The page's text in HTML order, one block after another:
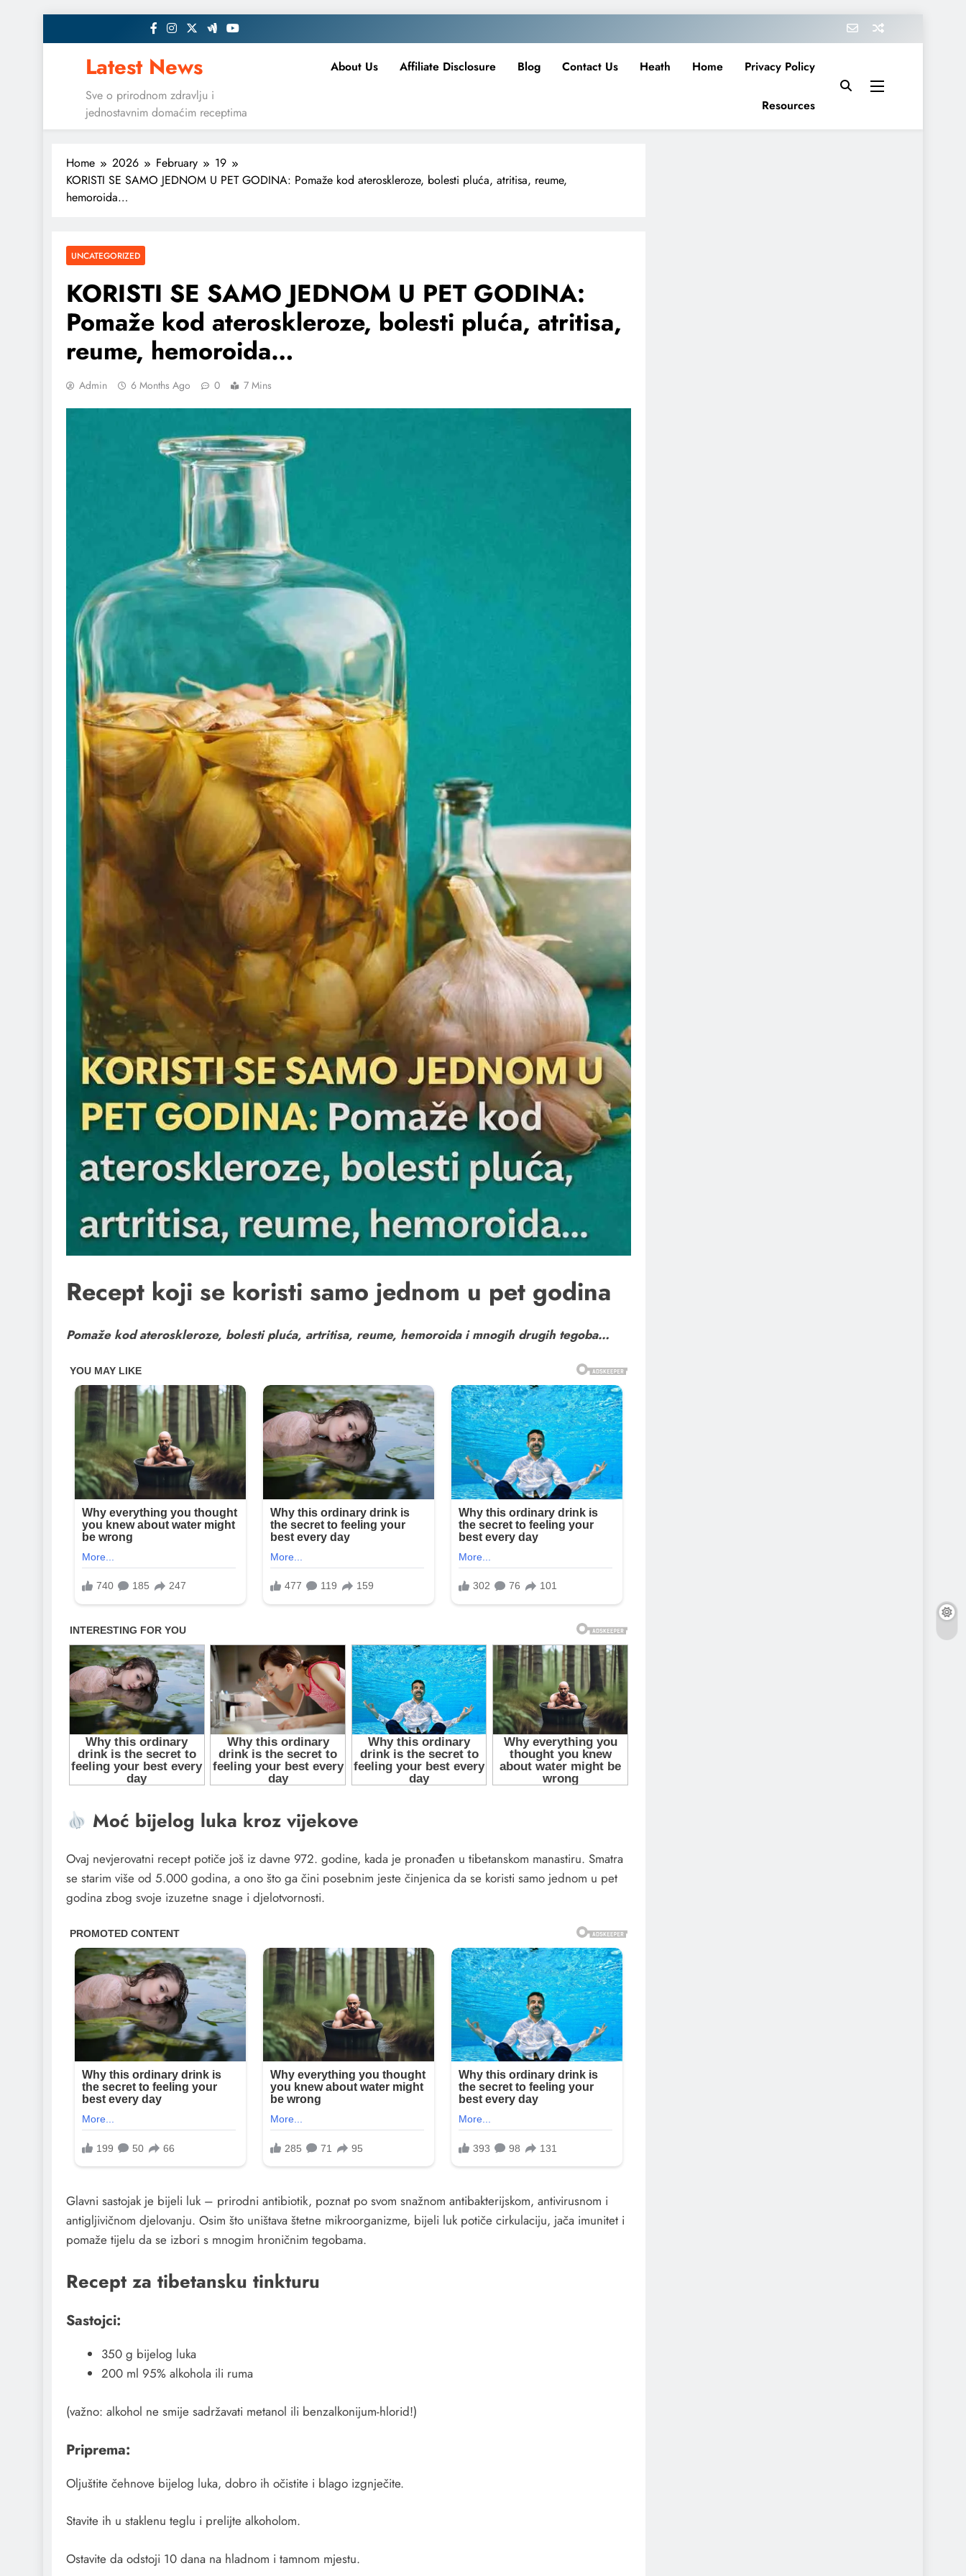
to
Latest News
Sve o prirodnom zdravlju i
jednostavnim domaćim receptima
About Us Affiliate Disclosure Blog Contact Us Heath Home Privacy Policy
Resources
Home 2026 February
19
KORISTI SE SAMO JEDNOM U PET GODINA: Pomaže kod ateroskleroze, bolesti pluća, atritisa, reume,
hemoroida…
UNCATEGORIZED
KORISTI SE SAMO JEDNOM U PET GODINA:
Pomaže kod ateroskleroze, bolesti pluća, atritisa,
reume, hemoroida…
Admin 6 Months Ago 0 7 Mins
Recept koji se koristi samo jednom u pet godina
Pomaže kod ateroskleroze, bolesti pluća, artritisa, reume, hemoroida i mnogih drugih tegoba…
Moć bijelog luka kroz vijekove
Ovaj nevjerovatni recept potiče još iz davne 972. godine, kada je pronađen u tibetanskom manastiru. Smatra
se starim više od 5.000 godina, a ono što ga čini posebnim jeste činjenica da se koristi samo jednom u pet
godina zbog svoje izuzetne snage i djelotvornosti.
Glavni sastojak je bijeli luk – prirodni antibiotik, poznat po svom snažnom antibakterijskom, antivirusnom i
antigljivičnom djelovanju. Osim što uništava štetne mikroorganizme, bijeli luk potiče cirkulaciju, jača imunitet i
pomaže tijelu da se izbori s mnogim hroničnim tegobama.
Recept za tibetansku tinkturu
Sastojci:
350 g bijelog luka
200 ml 95% alkohola ili ruma
(važno: alkohol ne smije sadržavati metanol ili benzalkonijum-hlorid!)
Priprema:
Oljuštite čehnove bijelog luka, dobro ih očistite i blago izgnječite.
Stavite ih u staklenu teglu i prelijte alkoholom.
Ostavite da odstoji 10 dana na hladnom i tamnom mjestu.